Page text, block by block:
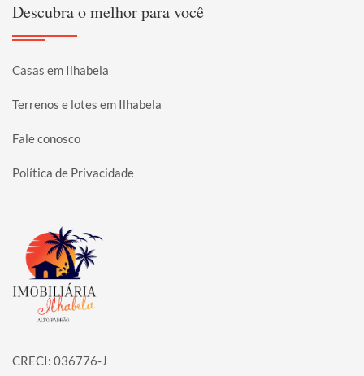
Descubra o melhor para você
Casas em Ilhabela
Terrenos e lotes em Ilhabela
Fale conosco
Política de Privacidade
Página inicial
CRECI: 036776-J